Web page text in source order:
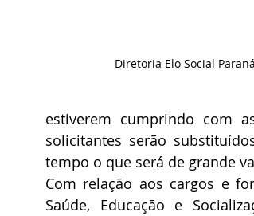
Diretoria Elo Social Paraná
estiverem cumprindo com
solicitantes serão
tempo o que será de grande
Com relação aos cargos e
Saúde, Educação e